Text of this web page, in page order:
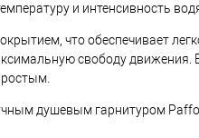
и интенсивность
что обеспечивает
свободу
душевым гарнитуром